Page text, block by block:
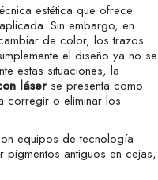
estética que ofrece
Sin embargo, en
de color, los trazos
el diseño ya no se
estas situaciones, la
láser se presenta como
corregir o eliminar los
equipos de tecnología
antiguos en cejas,